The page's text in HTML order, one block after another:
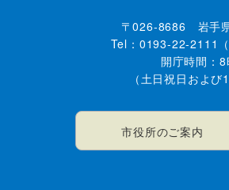
〒026-8686 岩手
Tel：0193-22-2111
開庁時間：
（土日祝日およ
市役所のご案内